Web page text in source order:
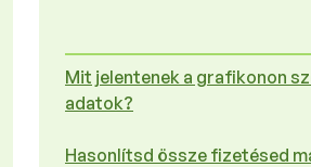
Mit jelentenek a grafikonon
adatok?
Hasonlítsd össze fizetésed